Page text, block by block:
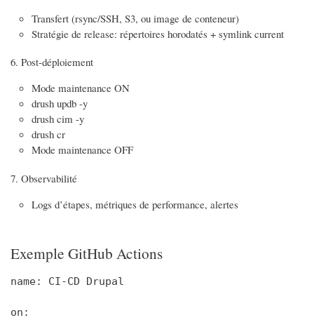
Transfert (rsync/SSH, S3, ou image de conteneur)
Stratégie de release: répertoires horodatés + symlink current
Post-déploiement
Mode maintenance ON
drush updb -y
drush cim -y
drush cr
Mode maintenance OFF
Observabilité
Logs d’étapes, métriques de performance, alertes
Exemple GitHub Actions
name: CI-CD Drupal
on: